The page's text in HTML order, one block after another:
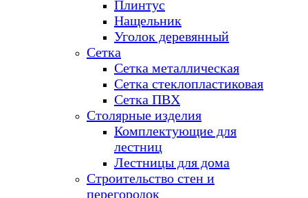
Плинтус
Нащельник
Уголок деревянный
Сетка
Сетка металлическая
Сетка стеклопластиковая
Сетка ПВХ
Столярные изделия
Комплектующие для
лестниц
Лестницы для дома
Строительство стен и
перегородок